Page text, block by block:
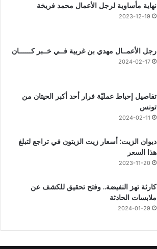
نهاية مأساوية لرجل الأعمال محمد فريخة
2023-12-19
رجل الأعمــال مهدي بن غربية فــي خــبر كــــــان
2024-02-17
تفاصيل إحباط عمليّة فرار أحد أكبر الحيتان من
تونس
2024-02-11
ديوان الزيت: أسعار زيت الزيتون في تراجع لتبلغ
هذا السعر
2023-11-20
كارثة تهز النفيضة.. وفتح تحقيق للكشف عن
ملابسات الحادثة
2024-01-29